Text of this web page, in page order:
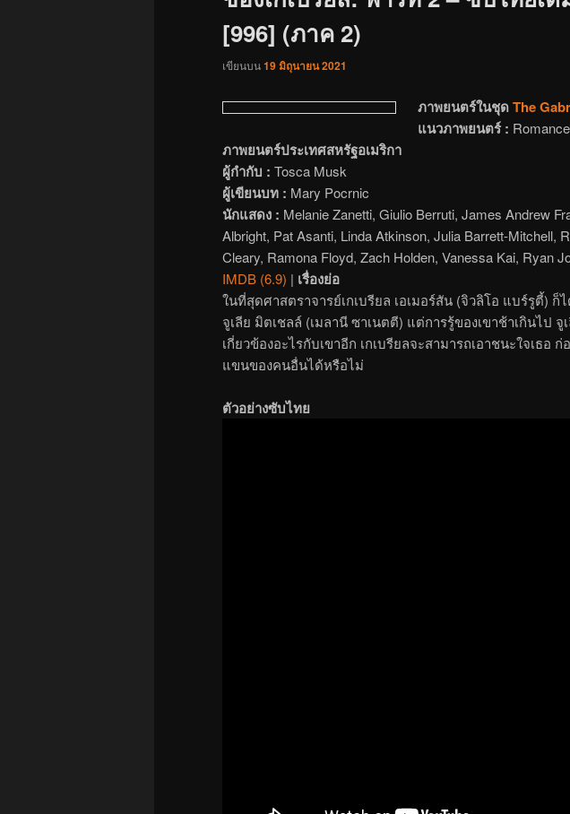
[996] (ภาค 2)
เขียนบน19 มิถุนายน 2021
ภาพยนตร์ในชุดThe
แนวภาพยนตร์ : Romance
ภาพยนตร์ประเทศสหรัฐอเมริกา
ผู้กำกับ : Tosca Musk
ผู้เขียนบท : Mary Pocrnic
นักแสดง : Melanie Zanetti, Giulio Berruti, James Andrew
Albright, Pat Asanti, Linda Atkinson, Julia Barrett-Mitchell,
Cleary, Ramona Floyd, Zach Holden, Vanessa Kai, Ryan
IMDB (6.9) | เรื่องย่อ
ในที่สุดศาสตราจารย์เกเบรียล เอเมอร์สัน (จิวลิโอ แบร์รูตี้) ก็
จูเลีย มิตเชลล์ (เมลานี ซาเนตตี) แต่การรู้ของเขาช้าเกินไป จู
เกี่ยวข้องอะไรกับเขาอีก เกเบรียลจะสามารถเอาชนะใจเธอ
แขนของคนอื่นได้หรือไม่
ตัวอย่างซับไทย